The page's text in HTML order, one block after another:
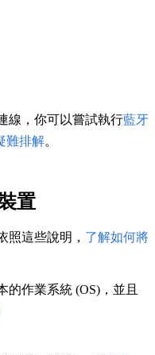
線，你可以嘗試執行藍牙
難排解。
置
照這些說明， 了解如何將
作業系統 (OS)，並且